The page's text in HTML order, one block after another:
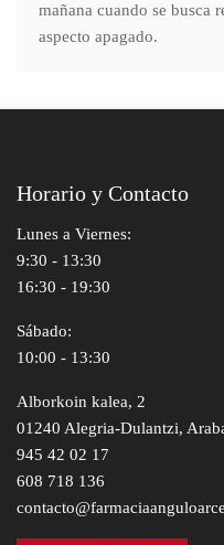
mañana cuando se busca
aspecto apagado.
Horario y Contacto
Lunes a Viernes:
9:30 - 13:30
16:30 - 19:30
Sábado:
10:00 - 13:30
Alborkoin kalea, 2
01240 Alegria-Dulantzi,
945 42 02 17
608 718 136